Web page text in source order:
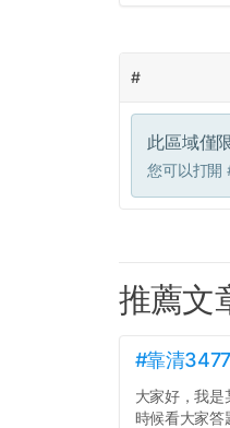
#
此區域僅
您可以打開
推薦文
#靠清3477
大家好，我
時候看大家答